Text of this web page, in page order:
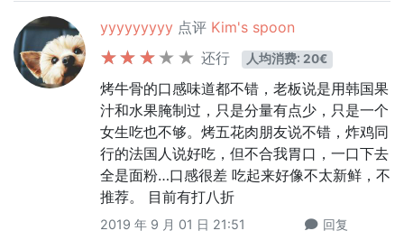
yyyyyyyyy 点评 Kim's spoon
还行
人均消费: 20€
烤牛骨的口感味道都不错，老板说是用韩国果
汁和水果腌制过，只是分量有点少，只是一个
女生吃也不够。烤五花肉朋友说不错，炸鸡同
行的法国人说好吃，但不合我胃口，一口下去
全是面粉…口感很差 吃起来好像不太新鲜，不
推荐。 目前有打八折
2019 年 9 月 01 日 21:51
回复